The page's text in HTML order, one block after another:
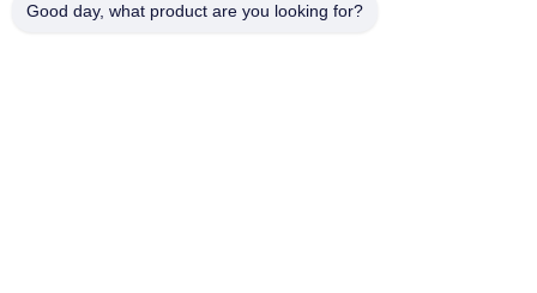
Good day, what product are you looking for?